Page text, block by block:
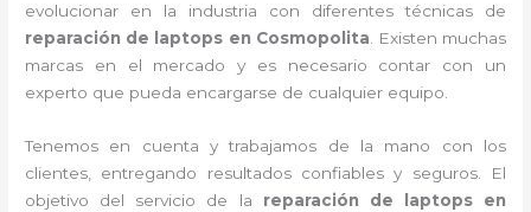
evolucionar en la industria con diferentes técnicas de
reparación de laptops en Cosmopolita . Existen muchas
marcas en el mercado y es necesario contar con un
experto que pueda encargarse de cualquier equipo.
Tenemos en cuenta y trabajamos de la mano con los
clientes, entregando resultados confiables y seguros. El
objetivo del servicio de la reparación de laptops en